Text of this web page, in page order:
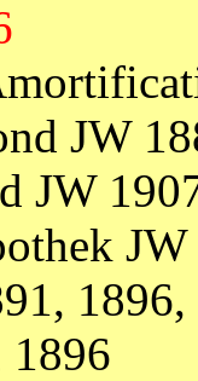
JW
JW
1896,
1896